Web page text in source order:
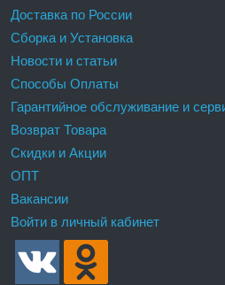
Доставка по России
Сборка и Установка
Новости и статьи
Способы Оплаты
Гарантийное обслуживание и
Возврат Товара
Скидки и Акции
ОПТ
Вакансии
Войти в личный кабинет